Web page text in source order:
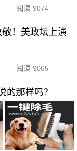
阅读 9074
！美政坛上演
阅读 9065
的那样吗？